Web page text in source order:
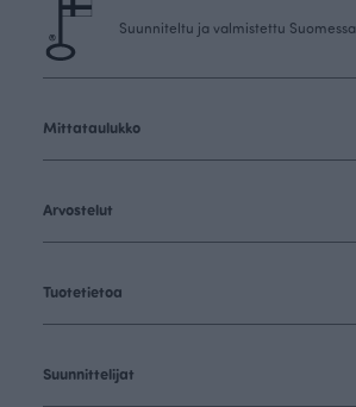
Suunniteltu ja valmistettu Suomessa.
Mittataulukko
Arvostelut
Tuotetietoa
Suunnittelijat